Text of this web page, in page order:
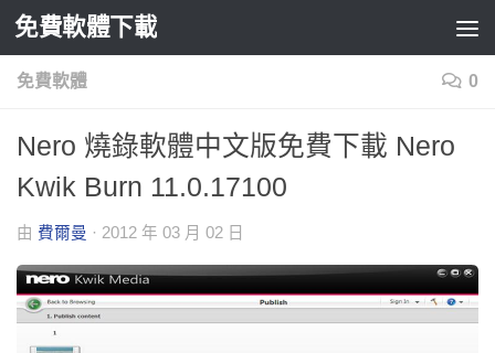
Skip to content
免費軟體下載
免費軟體 0
Nero 燒錄軟體中文版免費下載 Nero
Kwik Burn 11.0.17100
由 費爾曼 · 2012 年 03 月 02 日